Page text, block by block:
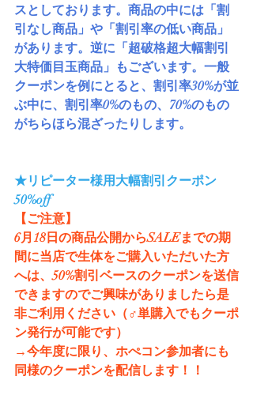
スとしております。商品の中には「割
引なし商品」や「割引率の低い商品」
があります。逆に「超破格超大幅割引
大特価目玉商品」もございます。一般
クーポンを例にとると、割引率30%が並
ぶ中に、割引率0%のもの、70%のもの
がちらほら混ざったりします。
★リピーター様用大幅割引クーポン
50%off
【ご注意】
6月18日の商品公開からSALEまでの期
間に当店で生体をご購入いただいた方
へは、50%割引ベースのクーポンを送信
できますのでご興味がありましたら是
非ご利用ください（♂単購入でもクーポ
ン発行が可能です）
→今年度に限り、ホぺコン参加者にも
同様のクーポンを配信します！！